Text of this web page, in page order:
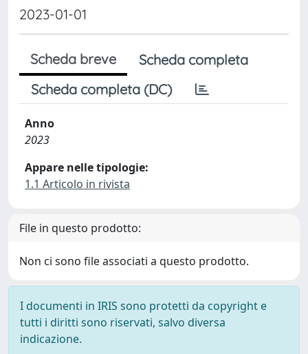
2023-01-01
Scheda breve
Scheda completa
Scheda completa (DC)
Anno
2023
Appare nelle tipologie:
1.1 Articolo in rivista
File in questo prodotto:
Non ci sono file associati a questo prodotto.
I documenti in IRIS sono protetti da copyright e
tutti i diritti sono riservati, salvo diversa
indicazione.